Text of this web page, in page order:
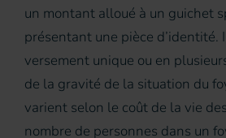
un montant alloué à un guichet
présentant une pièce d’identité.
versement unique ou en
de la gravité de la situation du
varient selon le coût de la vie
nombre de personnes dans un